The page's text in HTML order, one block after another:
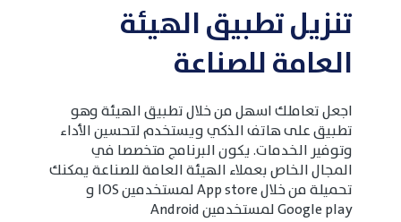
تنزيل تطبيق الهيئة
العامة للصناعة
اجعل تعاملك اسهل من خلال تطبيق الهيئة وهو
تطبيق على هاتف الذكي ويستخدم لتحسين الأداء
وتوفير الخدمات. يكون البرنامج متخصصا في
المجال الخاص بعملاء الهيئة العامة للصناعة يمكنك
تحميلة من خلال App store لمستخدمين IOS و
Google play لمستخدمين Android